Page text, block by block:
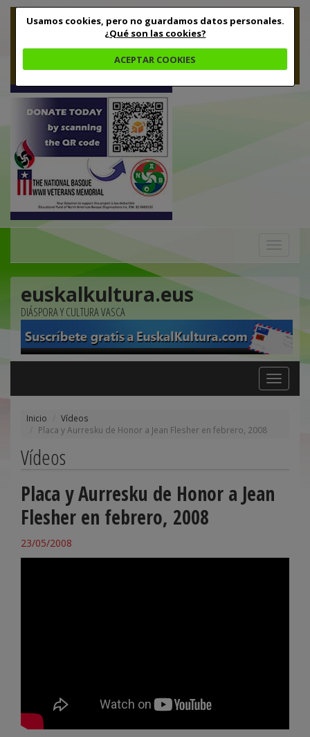
Usamos cookies, pero no guardamos datos personales.
¿Qué son las cookies?
ACEPTAR COOKIES
euskalkultura.eus
DIÁSPORA Y CULTURA VASCA
Toggle
navigation
Inicio
Vídeos
Placa y Aurresku de Honor a Jean Flesher en febrero, 2008
Vídeos
Placa y Aurresku de Honor a Jean
Flesher en febrero, 2008
23/05/2008